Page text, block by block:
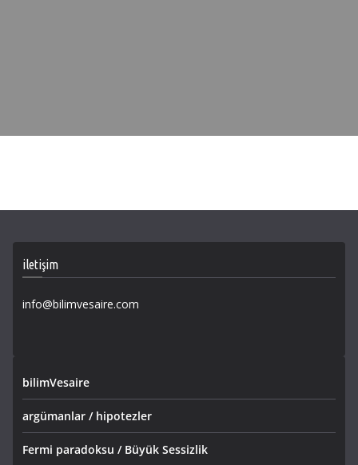
iletişim
info@bilimvesaire.com
bilimVesaire
argümanlar / hipotezler
Fermi paradoksu / Büyük Sessizlik